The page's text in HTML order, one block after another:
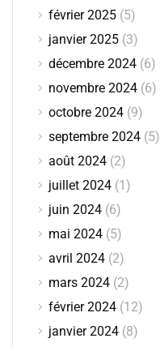
février 2025 (5)
janvier 2025 (3)
décembre 2024 (6)
novembre 2024 (6)
octobre 2024 (9)
septembre 2024 (5)
août 2024 (2)
juillet 2024 (1)
juin 2024 (6)
mai 2024 (5)
avril 2024 (2)
mars 2024 (2)
février 2024 (12)
janvier 2024 (8)